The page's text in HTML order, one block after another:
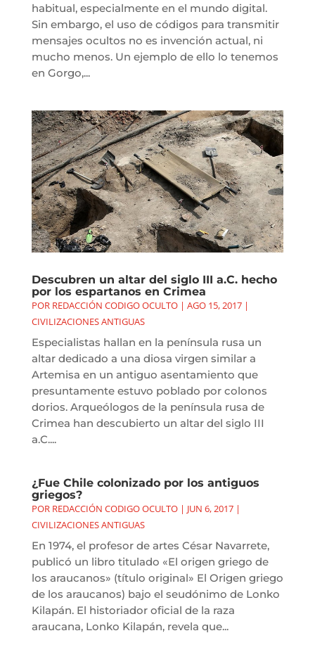
habitual, especialmente en el mundo digital.
Sin embargo, el uso de códigos para transmitir
mensajes ocultos no es invención actual, ni
mucho menos. Un ejemplo de ello lo tenemos
en Gorgo,...
Descubren un altar del siglo III a.C. hecho
por los espartanos en Crimea
POR REDACCIÓN CODIGO OCULTO| AGO 15, 2017|
CIVILIZACIONES ANTIGUAS
Especialistas hallan en la península rusa un
altar dedicado a una diosa virgen similar a
Artemisa en un antiguo asentamiento que
presuntamente estuvo poblado por colonos
dorios. Arqueólogos de la península rusa de
Crimea han descubierto un altar del siglo III
a.C....
¿Fue Chile colonizado por los antiguos
griegos?
POR REDACCIÓN CODIGO OCULTO| JUN 6, 2017|
CIVILIZACIONES ANTIGUAS
En 1974, el profesor de artes César Navarrete,
publicó un libro titulado «El origen griego de
los araucanos» (título original» El Origen griego
de los araucanos) bajo el seudónimo de Lonko
Kilapán. El historiador oficial de la raza
araucana, Lonko Kilapán, revela que...